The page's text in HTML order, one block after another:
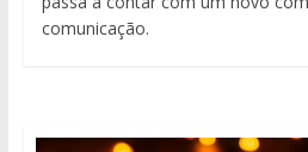
comunicação.